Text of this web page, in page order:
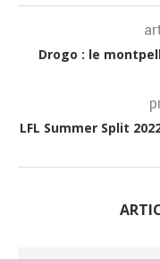
Drogo : le
LFL Summer Split